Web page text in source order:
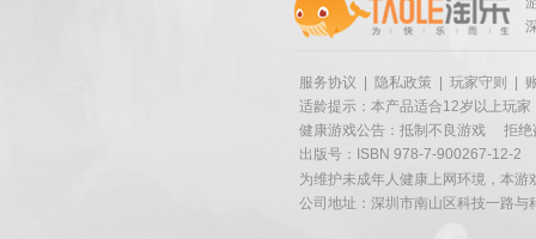
服务协议 隐私政策 玩家守则
适龄提示：本产品适合12岁以上玩家
健康游戏公告：抵制不良游戏
拒绝
出版号：ISBN 978-7-900267-12-2
为维护未成年人健康上网环境，本
公司地址：深圳市南山区科技一路